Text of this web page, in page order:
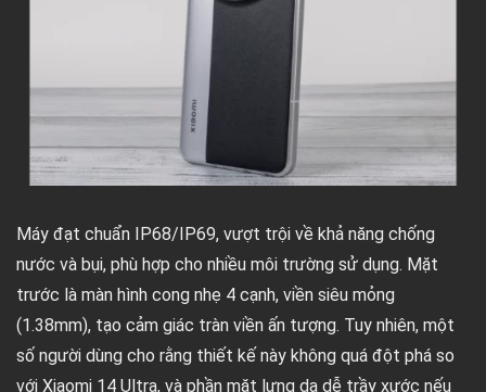
Máy đạt chuẩn IP68/IP69, vượt trội về khả năng chống
nước và bụi, phù hợp cho nhiều môi trường sử dụng. Mặt
trước là màn hình cong nhẹ 4 cạnh, viền siêu mỏng
(1.38mm), tạo cảm giác tràn viền ấn tượng. Tuy nhiên, một
số người dùng cho rằng thiết kế này không quá đột phá so
với Xiaomi 14 Ultra, và phần mặt lưng da dễ trầy xước nếu